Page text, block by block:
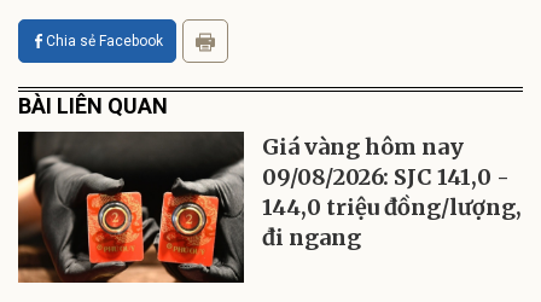
Chia sẻ Facebook
BÀI LIÊN QUAN
Giá vàng hôm nay
09/08/2026: SJC 141,0 -
144,0 triệu đồng/lượng,
đi ngang